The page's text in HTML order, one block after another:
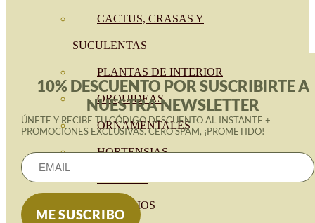
CACTUS, CRASAS Y
SUCULENTAS
PLANTAS DE INTERIOR
ORQUIDEAS
ORNAMENTALES
HORTENSIAS
GERANIOS
10% DESCUENTO POR SUSCRIBIRTE A
NUESTRA NEWSLETTER
ÚNETE Y RECIBE TU CÓDIGO DESCUENTO AL INSTANTE +
PROMOCIONES EXCLUSIVAS. CERO SPAM, ¡PROMETIDO!